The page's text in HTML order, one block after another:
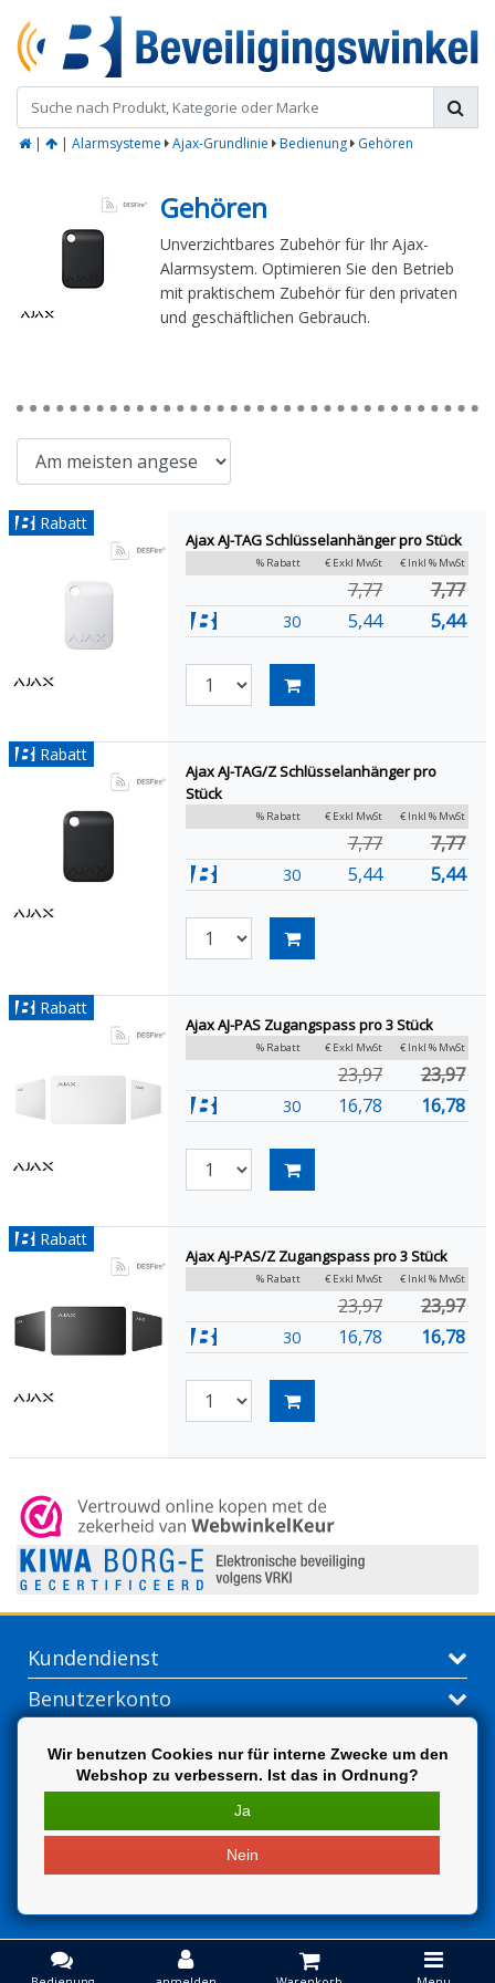
| | Alarmsysteme Ajax-Grundlinie Bedienung Gehören
Gehören
Unverzichtbares Zubehör für Ihr Ajax-
Alarmsystem. Optimieren Sie den Betrieb
mit praktischem Zubehör für den privaten
und geschäftlichen Gebrauch.
Rabatt
Ajax AJ-TAG Schlüsselanhänger pro Stück
% Rabatt € Exkl MwSt € Inkl % MwSt
7,77 7,77
30 5,44 5,44
Rabatt
Ajax AJ-TAG/Z Schlüsselanhänger pro
Stück
% Rabatt € Exkl MwSt € Inkl % MwSt
7,77 7,77
30 5,44 5,44
Rabatt
Ajax AJ-PAS Zugangspass pro 3 Stück
% Rabatt € Exkl MwSt € Inkl % MwSt
23,97 23,97
30 16,78 16,78
Rabatt
Ajax AJ-PAS/Z Zugangspass pro 3 Stück
% Rabatt € Exkl MwSt € Inkl % MwSt
23,97 23,97
30 16,78 16,78
Kundendienst
Benutzerkonto
Extra
Wir benutzen Cookies nur für interne Zwecke um den
Webshop zu verbessern. Ist das in Ordnung?
Ja
Nein